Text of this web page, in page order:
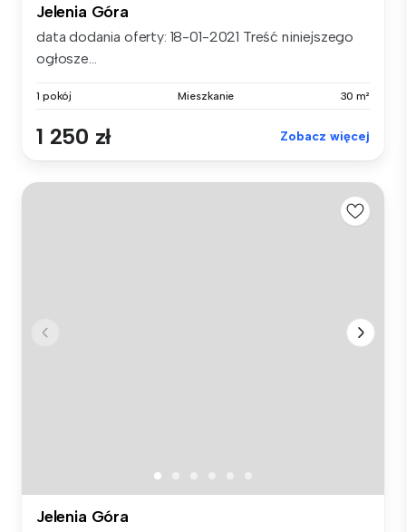
Jelenia Góra
data dodania oferty: 18-01-2021 Treść niniejszego
ogłosze...
1 pokój Mieszkanie 30 m²
1 250 zł Zobacz więcej
Jelenia Góra